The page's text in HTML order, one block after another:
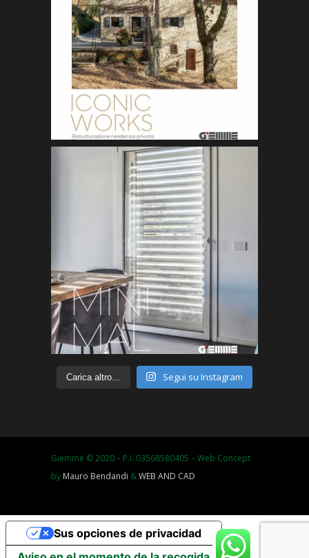
Carica altro… Segui su Instagram
Giemme © 2020 – P.I. 03568580405 – Web Concept
by Mauro Bendandi &WEB AND CAD
Sus opciones de privacidad